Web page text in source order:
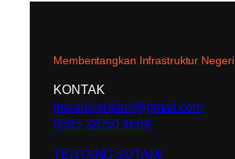
Membentangkan Infrastruktur Negeri
KONTAK
majalahsutami@gmail.com
0895 32050 4664
TENTANG SUTAMI